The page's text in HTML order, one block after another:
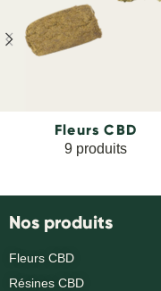
Fleurs CBD
9 produits
Nos produits
Fleurs CBD
Résines CBD